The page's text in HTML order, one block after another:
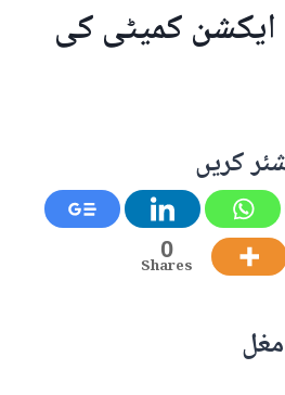
کمیٹی کی
کریں
0
Shares